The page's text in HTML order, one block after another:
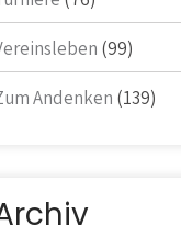
(99)
Andenken (139)